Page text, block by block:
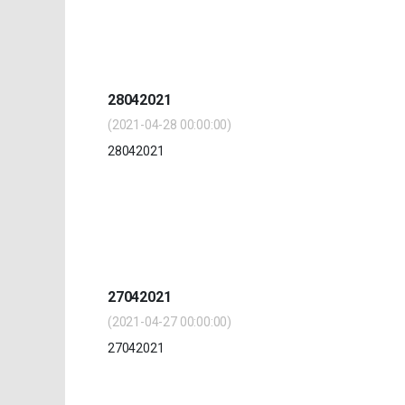
28042021
(2021-04-28 00:00:00)
28042021
27042021
(2021-04-27 00:00:00)
27042021